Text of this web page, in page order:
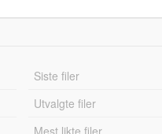
Siste filer
Utvalgte filer
Mest likte filer